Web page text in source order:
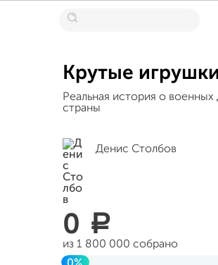
Крутые игрушки
Реальная история о военных
страны
Денис Столбов
0 a
из 1 800 000 собрано